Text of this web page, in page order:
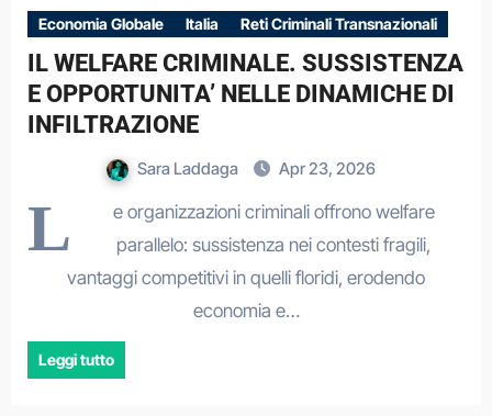
Economia Globale Italia Reti Criminali Transnazionali
IL WELFARE CRIMINALE. SUSSISTENZA
E OPPORTUNITA’ NELLE DINAMICHE DI
INFILTRAZIONE
Sara Laddaga Apr 23, 2026
L
e organizzazioni criminali offrono welfare
parallelo: sussistenza nei contesti fragili,
vantaggi competitivi in quelli floridi, erodendo
economia e…
Leggi tutto